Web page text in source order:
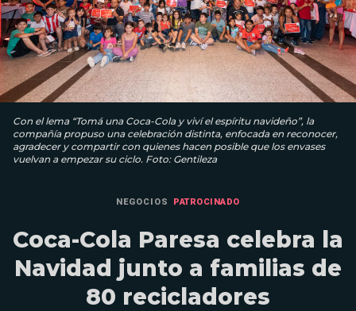
Con el lema “Tomá una Coca-Cola y viví el espíritu navideño”, la
compañía propuso una celebración distinta, enfocada en reconocer,
agradecer y compartir con quienes hacen posible que los envases
vuelvan a empezar su ciclo. Foto: Gentileza
NEGOCIOS PATROCINADO
Coca-Cola Paresa celebra la
Navidad junto a familias de
80 recicladores